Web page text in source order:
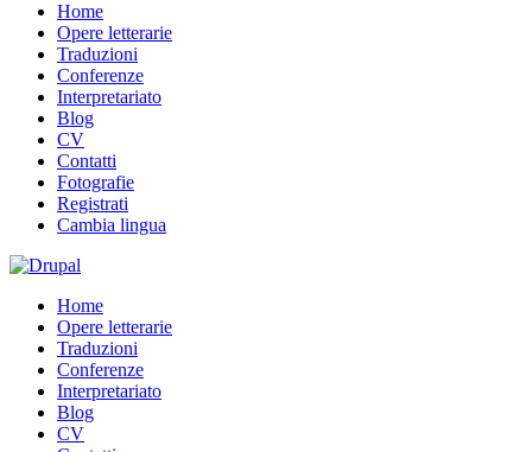
Home
Opere letterarie
Traduzioni
Conferenze
Interpretariato
Blog
CV
Contatti
Fotografie
Registrati
Cambia lingua
Home
Opere letterarie
Traduzioni
Conferenze
Interpretariato
Blog
CV